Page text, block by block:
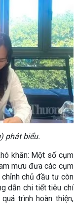
phát biểu.
khăn: Một số cụm
mưu đưa các cụm
chỉnh chủ đầu tư còn
dẫn chi tiết tiêu chí
trình hoàn thiện,